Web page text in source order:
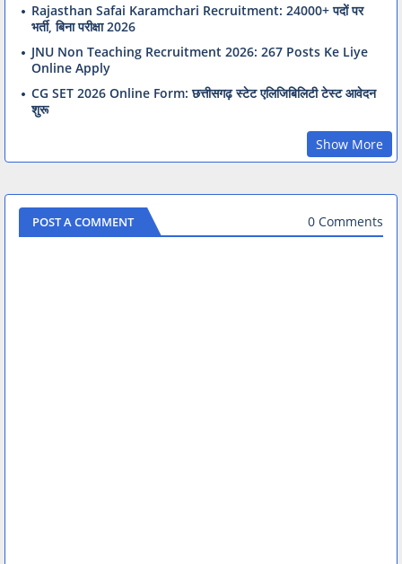
Rajasthan Safai Karamchari Recruitment: 24000+ पदों पर
भर्ती, बिना परीक्षा 2026
JNU Non Teaching Recruitment 2026: 267 Posts Ke Liye
Online Apply
CG SET 2026 Online Form: छत्तीसगढ़ स्टेट एलिजिबिलिटी टेस्ट आवेदन
शुरू
Show More
POST A COMMENT 0 Comments